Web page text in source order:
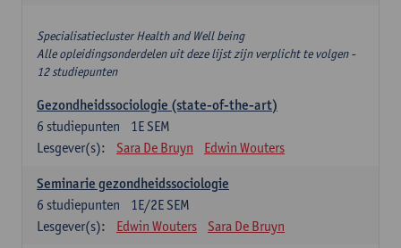
Specialisatiecluster Health and Well being
Alle opleidingsonderdelen uit deze lijst zijn verplicht te volgen -
12 studiepunten
Gezondheidssociologie (state-of-the-art)
1E SEM
6 studiepunten
Lesgever(s):
Sara De Bruyn Edwin Wouters
Seminarie gezondheidssociologie
1E/2E SEM
6 studiepunten
Lesgever(s):
Edwin Wouters Sara De Bruyn